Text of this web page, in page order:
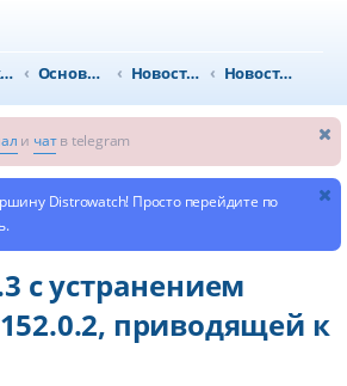
Список форумов Основной раздел Новости и объявления Новости из мира GNU/Linux
и чатв telegram
Distrowatch! Просто перейдите по
с устранением
приводящей к